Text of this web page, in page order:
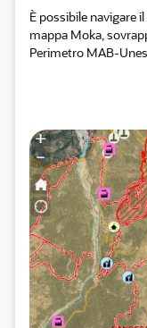
È possibile navigare
mappa Moka,
Perimetro MAB-